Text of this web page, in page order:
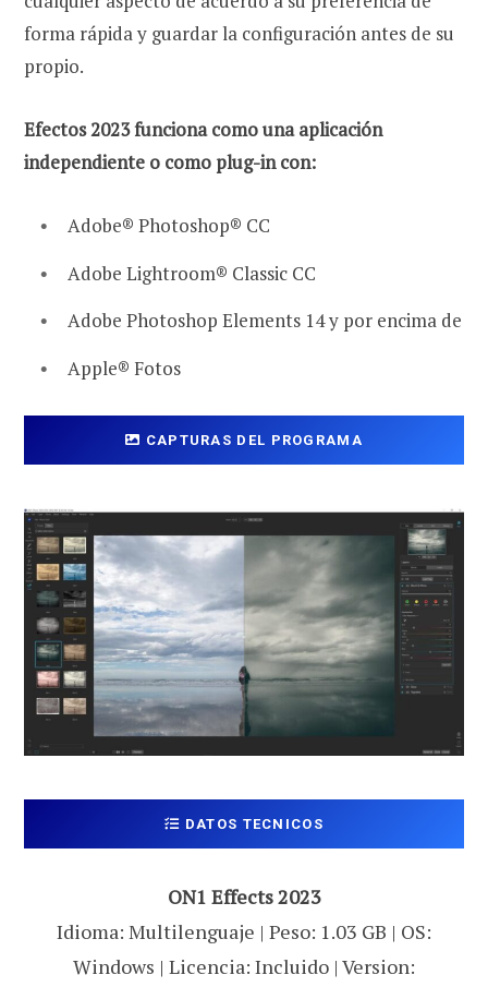
forma rápida y guardar la configuración antes de su
propio.
Efectos 2023 funciona como una aplicación
independiente o como plug-in con:
Adobe® Photoshop® CC
Adobe Lightroom® Classic CC
Adobe Photoshop Elements 14 y por encima de
Apple® Fotos
CAPTURAS DEL PROGRAMA
DATOS TECNICOS
ON1 Effects 2023
Idioma: Multilenguaje | Peso: 1.03 GB | OS:
Windows | Licencia: Incluido | Version: